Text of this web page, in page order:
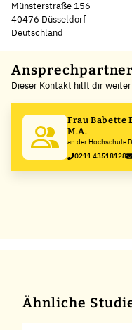
Münsterstraße 156
40476 Düsseldorf
Deutschland
+
−
Ansprechpartner
Dieser Kontakt hilft dir weiter
Frau Babette Bockholt
M.A.
an der Hochschule
0211 43518128
Ähnliche